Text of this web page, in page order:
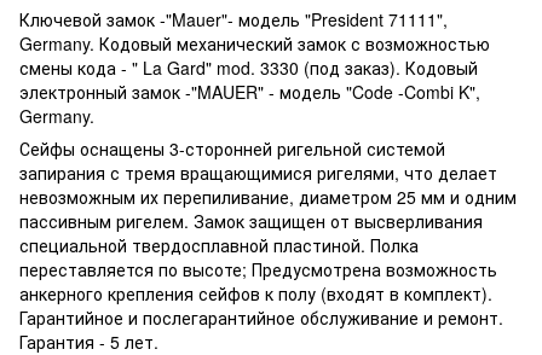
Ключевой замок -"Mauer"- модель "President 71111",
Germany. Кодовый механический замок с возможностью
смены кода - " La Gard" mod. 3330 (под заказ). Кодовый
электронный замок -"MAUER" - модель "Code -Combi K",
Germany.
Сейфы оснащены 3-сторонней ригельной системой
запирания с тремя вращающимися ригелями, что делает
невозможным их перепиливание, диаметром 25 мм и одним
пассивным ригелем. Замок защищен от высверливания
специальной твердосплавной пластиной. Полка
переставляется по высоте; Предусмотрена возможность
анкерного крепления сейфов к полу (входят в комплект).
Гарантийное и послегарантийное обслуживание и ремонт.
Гарантия - 5 лет.